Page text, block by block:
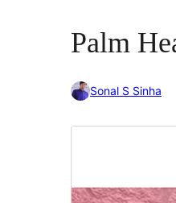
Palm
Sonal S Sinha